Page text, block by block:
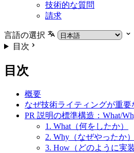
技術的な質問
請求
言語の選択
目次
目次
概要
なぜ技術ライティングが重要
PR 説明の標準構造：What/
1. What（何をしたか）
2. Why（なぜやったか）
3. How（どのように実